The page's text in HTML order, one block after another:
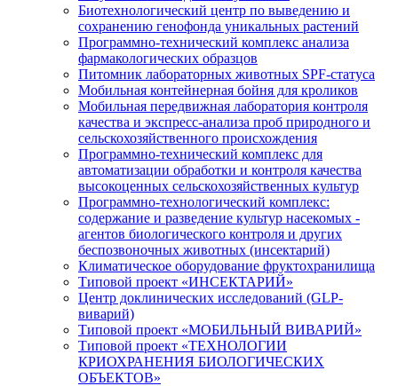
Биотехнологический центр по выведению и
сохранению генофонда уникальных растений
Программно-технический комплекс анализа
фармакологических образцов
Питомник лабораторных животных SPF-статуса
Мобильная контейнерная бойня для кроликов
Мобильная передвижная лаборатория контроля
качества и экспресс-анализа проб природного и
сельскохозяйственного происхождения
Программно-технический комплекс для
автоматизации обработки и контроля качества
высокоценных сельскохозяйственных культур
Программно-технологический комплекс:
содержание и разведение культур насекомых -
агентов биологического контроля и других
беспозвоночных животных (инсектарий)
Климатическое оборудование фруктохранилища
Типовой проект «ИНСЕКТАРИЙ»
Центр доклинических исследований (GLP-
виварий)
Типовой проект «МОБИЛЬНЫЙ ВИВАРИЙ»
Типовой проект «ТЕХНОЛОГИИ
КРИОХРАНЕНИЯ БИОЛОГИЧЕСКИХ
ОБЪЕКТОВ»